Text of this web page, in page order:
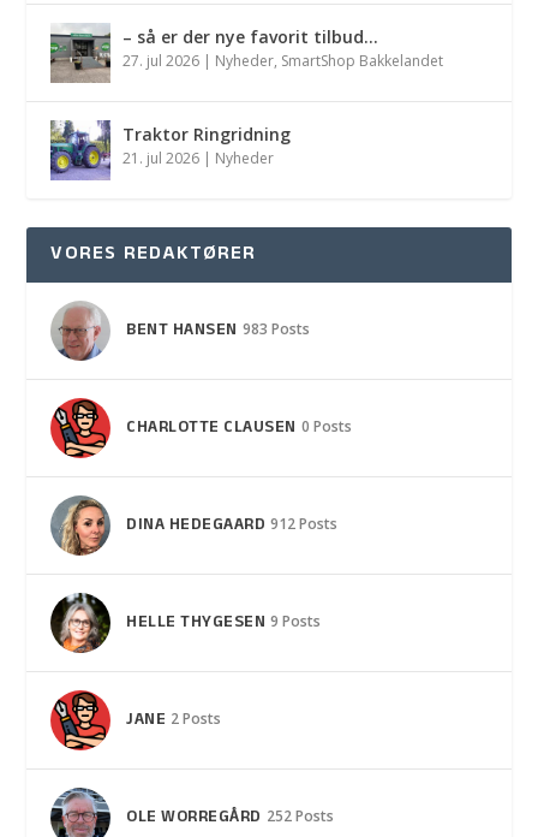
– så er der nye favorit tilbud…
27. jul 2026 | Nyheder, SmartShop Bakkelandet
Traktor Ringridning
21. jul 2026 | Nyheder
VORES REDAKTØRER
BENT HANSEN 983 Posts
CHARLOTTE CLAUSEN 0 Posts
DINA HEDEGAARD 912 Posts
HELLE THYGESEN 9 Posts
JANE 2 Posts
OLE WORREGÅRD 252 Posts